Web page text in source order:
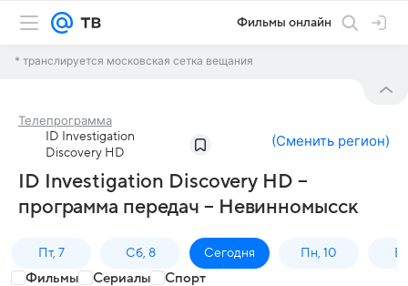
Фильмы онлайн
* транслируется московская сетка вещания
Телепрограмма
ID Investigation
Discovery HD
(Сменить регион)
ID Investigation Discovery HD –
программа передач – Невинномысск
Пт, 7 Сб, 8 Сегодня Пн, 10
Фильмы Сериалы Спорт